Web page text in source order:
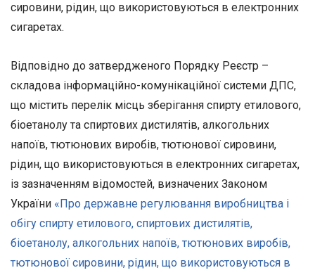
сировини, рідин, що використовуються в електронних
сигаретах.
Відповідно до затвердженого Порядку Реєстр –
складова інформаційно-комунікаційної системи ДПС,
що містить перелік місць зберігання спирту етилового,
біоетанолу та спиртових дистилятів, алкогольних
напоїв, тютюнових виробів, тютюнової сировини,
рідин, що використовуються в електронних сигаретах,
із зазначенням відомостей, визначених Законом
України «Про державне регулювання виробництва і
обігу спирту етилового, спиртових дистилятів,
біоетанолу, алкогольних напоїв, тютюнових виробів,
тютюнової сировини, рідин, що використовуються в